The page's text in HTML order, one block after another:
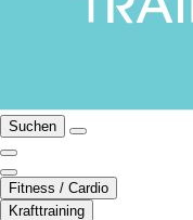
Suchen
Fitness / Cardio
Krafttraining